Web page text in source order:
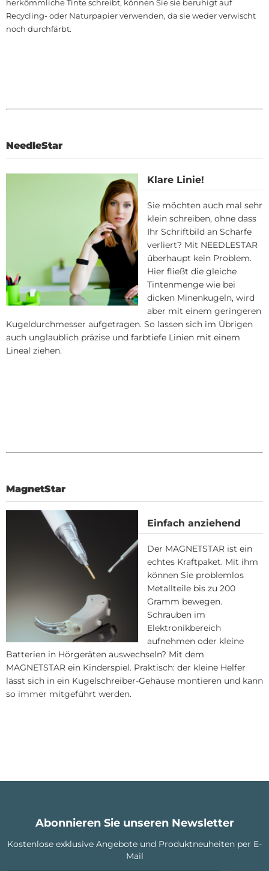
herkömmliche Tinte schreibt, können Sie sie beruhigt auf
Recycling- oder Naturpapier verwenden, da sie weder verwischt
noch durchfärbt.
NeedleStar
Klare Linie!
Sie möchten auch mal sehr
klein schreiben, ohne dass
Ihr Schriftbild an Schärfe
verliert? Mit NEEDLESTAR
überhaupt kein Problem.
Hier fließt die gleiche
Tintenmenge wie bei
dicken Minenkugeln, wird
aber mit einem geringeren
Kugeldurchmesser aufgetragen. So lassen sich im Übrigen
auch unglaublich präzise und farbtiefe Linien mit einem
Lineal ziehen.
MagnetStar
Einfach anziehend
Der MAGNETSTAR ist ein
echtes Kraftpaket. Mit ihm
können Sie problemlos
Metallteile bis zu 200
Gramm bewegen.
Schrauben im
Elektronikbereich
aufnehmen oder kleine
Batterien in Hörgeräten auswechseln? Mit dem
MAGNETSTAR ein Kinderspiel. Praktisch: der kleine Helfer
lässt sich in ein Kugelschreiber-Gehäuse montieren und kann
so immer mitgeführt werden.
Abonnieren Sie unseren Newsletter
Kostenlose exklusive Angebote und Produktneuheiten per E-
Mail